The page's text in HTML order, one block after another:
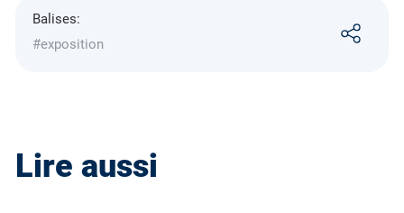
Balises:
#exposition
Lire aussi